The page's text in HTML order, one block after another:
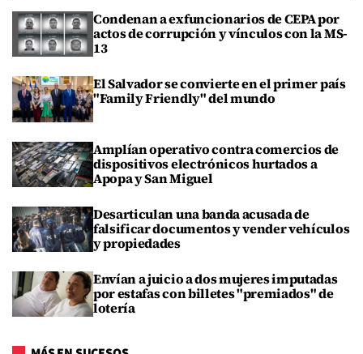
Condenan a exfuncionarios de CEPA por
actos de corrupción y vínculos con la MS-
13
El Salvador se convierte en el primer país
"Family Friendly" del mundo
Amplían operativo contra comercios de
dispositivos electrónicos hurtados a
Apopa y San Miguel
Desarticulan una banda acusada de
falsificar documentos y vender vehículos
y propiedades
Envían a juicio a dos mujeres imputadas
por estafas con billetes "premiados" de
lotería